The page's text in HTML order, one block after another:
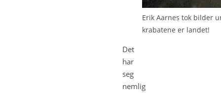
Erik Aarnes tok bilder
krabatene er landet!
Det
har
seg
nemlig